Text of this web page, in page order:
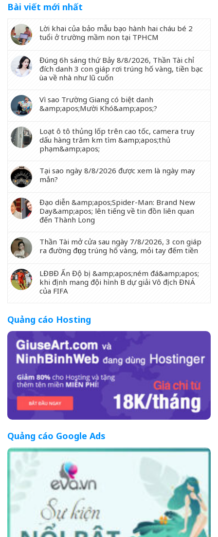
Bài viết mới nhất
Lời khai của bảo mẫu bạo hành hai cháu bé 2
tuổi ở trường mầm non tại TPHCM
Đúng 6h sáng thứ Bảy 8/8/2026, Thần Tài chỉ
đích danh 3 con giáp rơi trúng hố vàng, tiền bạc
ùa về nhà như lũ cuốn
Vì sao Trường Giang có biệt danh
&amp;apos;Mười Khó&amp;apos;?
Loạt ô tô thủng lốp trên cao tốc, camera truy
dấu hàng trăm km tìm &amp;apos;thủ
phạm&amp;apos;
Tại sao ngày 8/8/2026 được xem là ngày may
mắn?
Đạo diễn &amp;apos;Spider-Man: Brand New
Day&amp;apos; lên tiếng về tin đồn liên quan
đến Thành Long
Thần Tài mở cửa sau ngày 7/8/2026, 3 con giáp
ra đường đụng trúng hố vàng, mỏi tay đếm tiền
LĐBĐ Ấn Độ bị &amp;apos;ném đá&amp;apos;
khi định mang đội hình B dự giải Vô địch ĐNÁ
của FIFA
Quảng cáo Hosting
Quảng cáo Google Ads